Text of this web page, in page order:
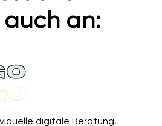
an:
digitale Beratung.